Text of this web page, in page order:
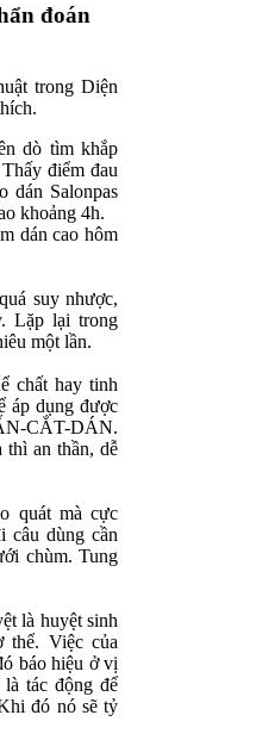
đoán
trong Diện
dò tìm khắp
điểm đau
dán Salonpas
khoảng 4h.
dán cao hôm
suy nhược,
Lặp lại trong
một lần.
chất hay tinh
áp dụng được
CẮT-DÁN.
thì an thần, dễ
quát mà cực
câu dùng cần
chùm. Tung
là huyệt sinh
thể. Việc của
báo hiệu ở vị
tác động để
đó nó sẽ tỷ